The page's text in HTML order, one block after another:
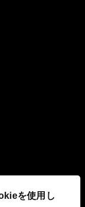
を使用し